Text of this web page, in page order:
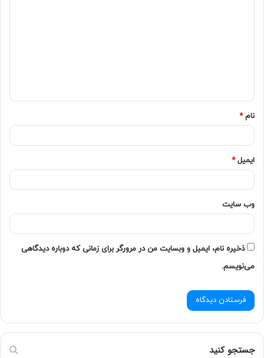
نام*
ایمیل*
وب‌ سایت
ذخیره نام، ایمیل و وبسایت من در مرورگر برای زمانی که دوباره دیدگاهی
می‌نویسم.
جستجو کنید